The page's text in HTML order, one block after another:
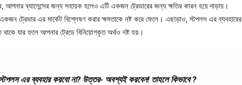
ব্যালেন্সের জন্য সহায়ক হলেও এটি একজন ট্রেডারের জন্য ক্ষতির কারন হয়ে দাড়ায়।
ট্রেডার এর মার্কেট বিশ্লেষণ করার ক্ষমতাকে নষ্ট করে ফেলে। এছাড়াও, স্টপলস এর ব্যবহারের
যার ফলে আপনার ট্রেডে বিনিয়োগকৃত অর্থও নষ্ট হয়।
এর ব্যবহার করবো না? উত্তর- অবশ্যই করবেন! তাহলে কিভাবে ?